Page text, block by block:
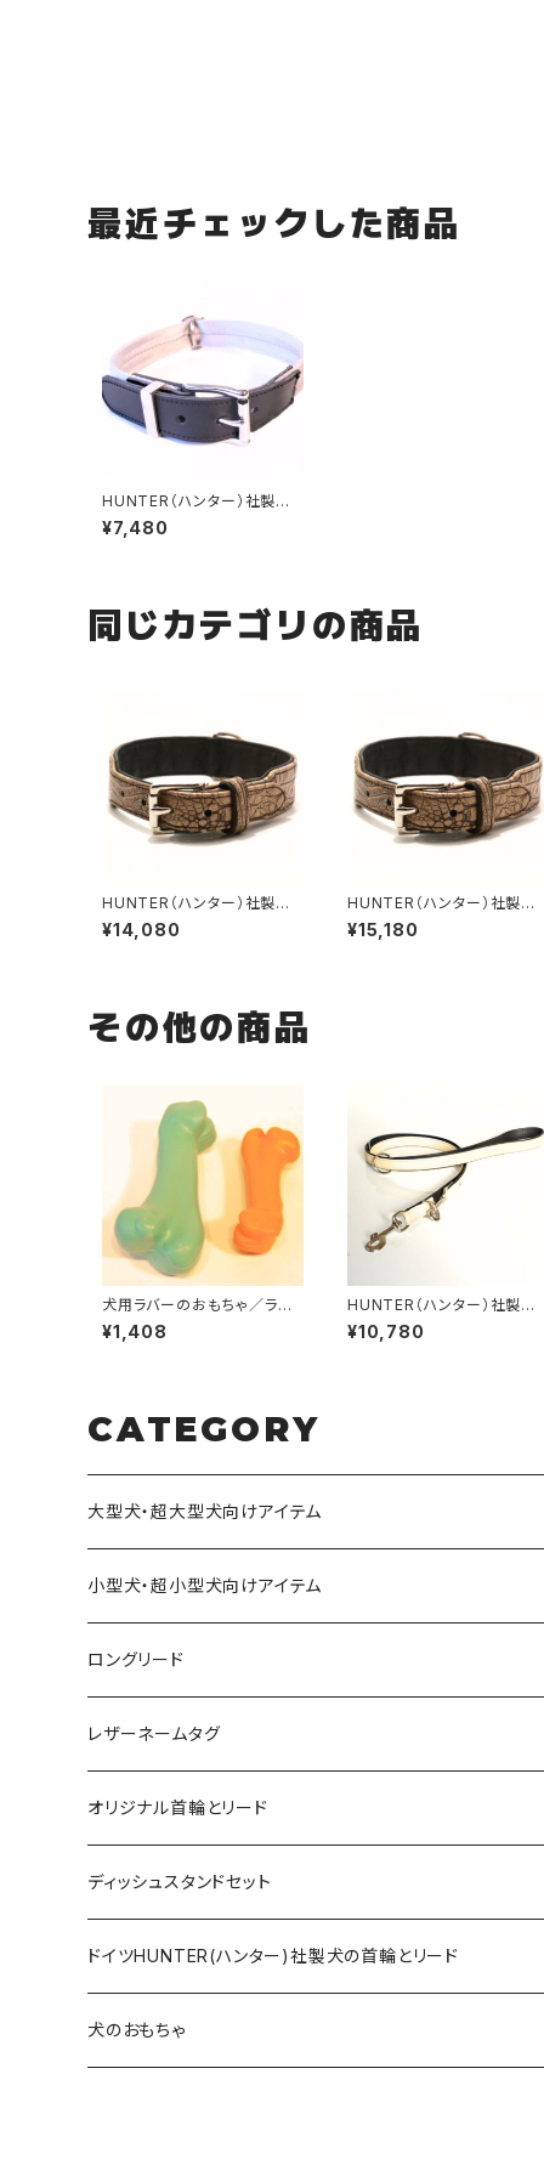
最近チェックした商品
HUNTER（ハンター）社製
犬用レザーとナイロンの首
輪 60サイズ
¥7,480
同じカテゴリの商品
HUNTER（ハンター）社製
犬用クロコダイルレザー首
輪 55サイズ
¥14,080
HUNTER（ハンター）社製
犬用クロコダイルレザー首
輪 60サイズ
¥15,180
その他の商品
犬用ラバーのおもちゃ／ラバ
ーボーン(Sサイズ 子犬〜小
型犬 サイズ）
¥1,408
HUNTER（ハンター）社製
犬用ソフティ3wayリード【20
0cm・リード幅2cm】
¥10,780
CATEGORY
大型犬・超大型犬向けアイテム
小型犬・超小型犬向けアイテム
ロングリード
オリジナル軽量ロングリード
オリジナルロングリード
レザーネームタグ
オリジナル首輪とリード
ロープとヌメ革の首輪とリード
ヌメ革の首輪とリード
アニリンレザーの首輪とリード
ディッシュスタンドセット
無垢の木とステンレスのディッシュスタンドセット
超小型犬〜中型犬サイズ
無垢の木と陶器のディッシュスタンドセット
ドイツHUNTER(ハンター)社製犬の首輪とリード
HUNTER(ハンター）社製首輪
犬のおもちゃ